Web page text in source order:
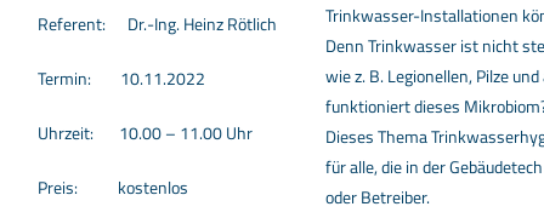
Referent: Dr.-Ing. Heinz Rötlich
Termin: 10.11.2022
Uhrzeit: 10.00 – 11.00 Uhr
Preis: kostenlos
Trinkwasser-Installationen
Denn Trinkwasser ist nicht
wie z. B. Legionellen, Pilze
funktioniert dieses
Dieses Thema
für alle, die in der
oder Betreiber.